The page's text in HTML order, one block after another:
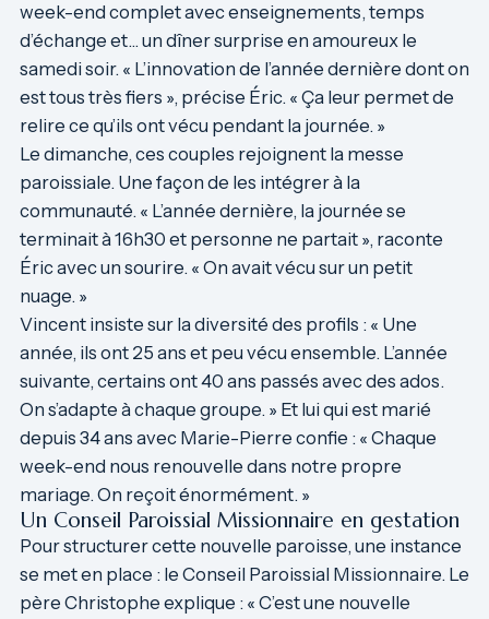
week-end complet avec enseignements, temps
d’échange et… un dîner surprise en amoureux le
samedi soir. « L’innovation de l’année dernière dont on
est tous très fiers », précise Éric. « Ça leur permet de
relire ce qu’ils ont vécu pendant la journée. »
Le dimanche, ces couples rejoignent la messe
paroissiale. Une façon de les intégrer à la
communauté. « L’année dernière, la journée se
terminait à 16h30 et personne ne partait », raconte
Éric avec un sourire. « On avait vécu sur un petit
nuage. »
Vincent insiste sur la diversité des profils : « Une
année, ils ont 25 ans et peu vécu ensemble. L’année
suivante, certains ont 40 ans passés avec des ados.
On s’adapte à chaque groupe. » Et lui qui est marié
depuis 34 ans avec Marie-Pierre confie : « Chaque
week-end nous renouvelle dans notre propre
mariage. On reçoit énormément. »
Un Conseil Paroissial Missionnaire en gestation
Pour structurer cette nouvelle paroisse, une instance
se met en place : le Conseil Paroissial Missionnaire. Le
père Christophe explique : « C’est une nouvelle